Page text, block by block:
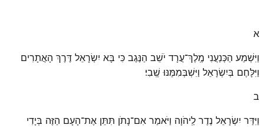
א
וַיִּשְׁמַע הַכְּנַעֲנִי מֶֽלֶךְ־עֲרָד יֹשֵׁב הַנֶּגֶב כִּי בָּא יִשְׂרָאֵל דֶּרֶךְ הָאֲתָרִים
וַיִּלָּחֶם בְּיִשְׂרָאֵל וַיִּשְׁבְּמִמֶּנּוּ שֶֽׁבִי׃
ב
וַיִּדַּר יִשְׂרָאֵל נֶדֶר לַֽיהֹוָה וַיֹּאמַר אִם־נָתֹן תִּתֵּן אֶת־הָעָם הַזֶּה בְּיָדִי